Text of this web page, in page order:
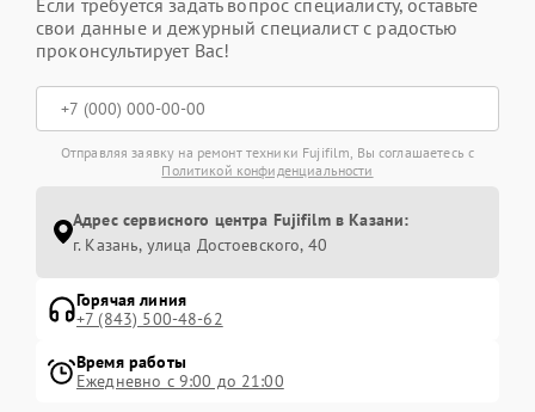
свои данные и дежурный специалист с радостью
проконсультирует Вас!
Отправляя заявку на ремонт техники Fujifilm, Вы соглашаетесь с
Политикой конфиденциальности
Адрес сервисного центра Fujifilm в Казани:
г. Казань, улица Достоевского, 40
Горячая линия
+7 (843) 500-48-62
Время работы
Ежедневно с 9:00 до 21:00